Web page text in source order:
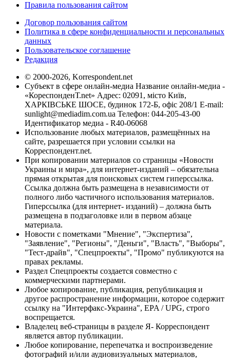
Правила пользования сайтом
Договор пользования сайтом
Политика в сфере конфиденциальности и персональных
данных
Пользовательское соглашение
Редакция
© 2000-2026, Korrespondent.net
Субъект в сфере онлайн-медиа Название онлайн-медиа -
«КореспонденТ.net» Адрес: 02091, місто Київ,
ХАРКІВСЬКЕ ШОСЕ, будинок 172-Б, офіс 208/1 E-mail:
sunlight@mediadim.com.ua Телефон: 044-205-43-00
Идентификатор медиа - R40-06068
Использование любых материалов, размещённых на
сайте, разрешается при условии ссылки на
Корреспондент.net.
При копировании материалов со страницы «Новости
Украины и мира», для интернет-изданий – обязательна
прямая открытая для поисковых систем гиперссылка.
Ссылка должна быть размещена в независимости от
полного либо частичного использования материалов.
Гиперссылка (для интернет- изданий) – должна быть
размещена в подзаголовке или в первом абзаце
материала.
Новости с пометками "Мнение", "Экспертиза",
"Заявление", "Регионы", "Деньги", "Власть", "Выборы",
"Тест-драйв", "Спецпроекты", "Промо" публикуются на
правах рекламы.
Раздел Спецпроекты создается совместно с
коммерческими партнерами.
Любое копирование, публикация, републикация и
другое распространение информации, которое содержит
ссылку на "Интерфакс-Украина", EPA / UPG, строго
воспрещается.
Владелец веб-страницы в разделе Я- Корреспондент
является автор публикации.
Любое копирование, перепечатка и воспроизведение
фотографий и/или аудиовизуальных материалов,